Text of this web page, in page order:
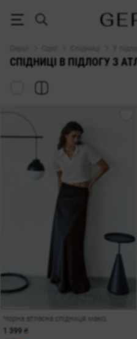
СПІДНИЦІ В ПІДЛОГУ З
Чорна атласна спідниця максі
1 399 ₴